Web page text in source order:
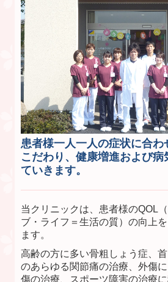
患者様一人一人の症状に合わ
こだわり、健康増進および病
ていきます。
当クリニックは、患者様のQOL
ブ・ライフ＝生活の質）の向上
ます。
高齢の方に多い骨粗しょう症、
のあらゆる関節痛の治療、外傷
傷の治療、スポーツ障害の治療